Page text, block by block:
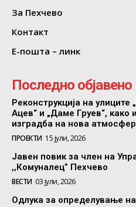
За Пехчево
Контакт
Е-пошта – линк
Последно објавено
Реконструкција на
Ацев“ и „Даме Груев“, како
изградба на нова
ПРОЕКТИ 15 јули, 2026
Јавен повик за член на
,,Комуналец” Пехчево
ВЕСТИ 03 јули, 2026
Одлука за определување